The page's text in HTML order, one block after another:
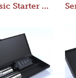
Series-E Basic Starter Kit (No Tank)